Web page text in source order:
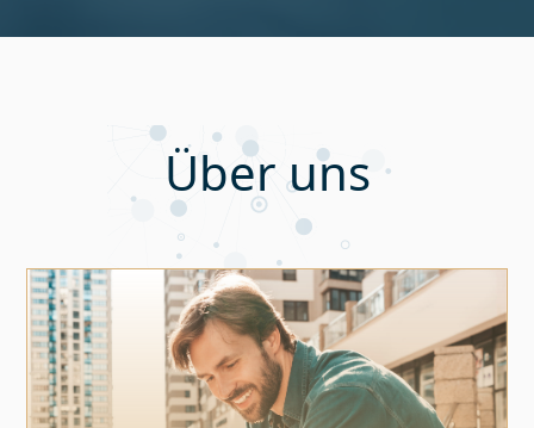
Über uns